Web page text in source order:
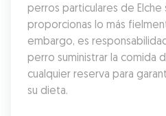
perros particulares de
proporcionas lo más
embargo, es
perro suministrar la comida
cualquier reserva para
su dieta.